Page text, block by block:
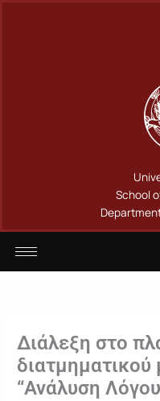
School
Διάλεξη στο
“Ανάλυση